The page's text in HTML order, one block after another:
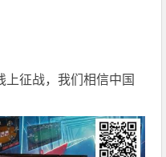
上征战，我们相信中国